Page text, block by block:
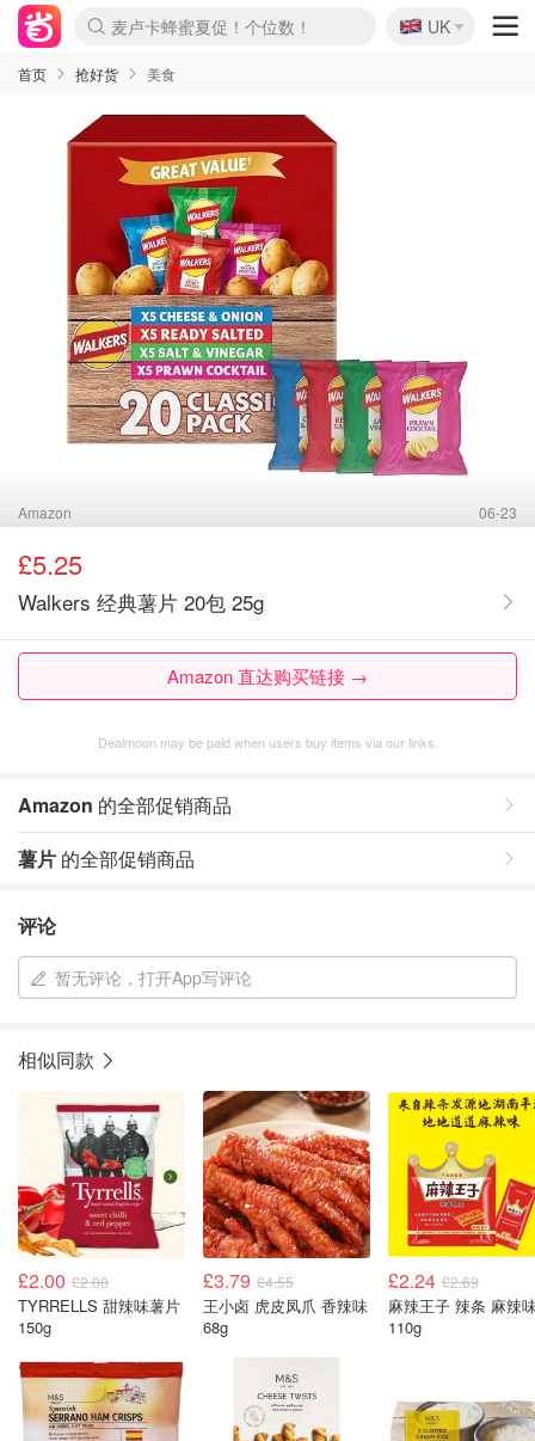
麦卢卡蜂蜜夏促！个位数！
Prada/Miu 4.8折！
啥？必胜客披萨5折！
🇬🇧
UK
首页 抢好货 美食
Amazon 06-23
£5.25
Walkers 经典薯片 20包 25g
Amazon 直达购买链接 →
Dealmoon may be paid when users buy items via our links.
Amazon 的全部促销商品
薯片 的全部促销商品
评论
暂无评论，打开App写评论
相似同款
£2.00 £2.00
TYRRELLS 甜辣味薯片
150g
£3.79 £4.55
王小卤 虎皮凤爪 香辣味
68g
£2.24 £2.69
麻辣王子 辣条 麻辣
110g